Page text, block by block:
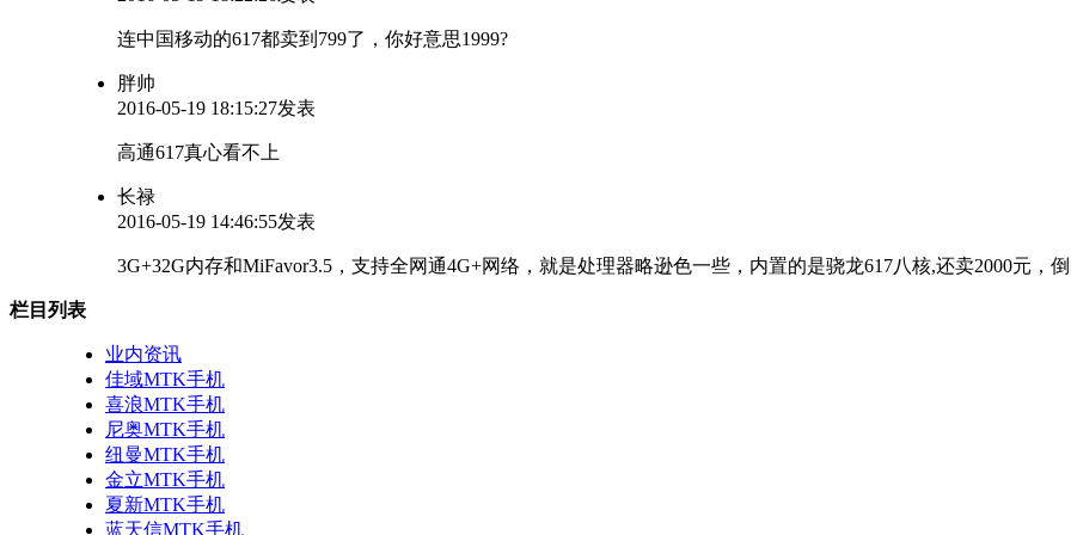
连中国移动的617都卖到799了，你好意思1999?
胖帅
2016-05-19 18:15:27发表
高通617真心看不上
长禄
2016-05-19 14:46:55发表
3G+32G内存和MiFavor3.5，支持全网通4G+网络，就是处理器略逊色一些，内置的是骁龙617八核,还卖2000元，倒
栏目列表
业内资讯
佳域MTK手机
喜浪MTK手机
尼奥MTK手机
纽曼MTK手机
金立MTK手机
夏新MTK手机
蓝天信MTK手机